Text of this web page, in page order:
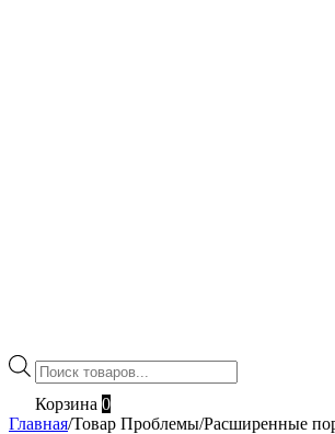
Поиск
товаров
Корзина 0
Главная/Товар Проблемы/Расширенные